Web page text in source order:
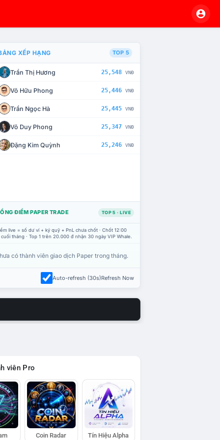
CHẾ TÀI XỬ LÝ VI PHẠM
XẾP HẠNG TOP 5
Trần Thị Hương 25,548 VNĐ
Võ Hữu Phong 25,446 VNĐ
Trần Ngọc Hà 25,445 VNĐ
Võ Duy Phong 25,347 VNĐ
Đặng Kim Quỳnh 25,246 VNĐ
ĐIỂM PAPER TRADE TOP 5 · LIVE
live = số dư ví + ký quỹ + PnL chưa chốt · Chốt 12:00
tháng · Top 1 trên 20.000 đ nhận 30 ngày VIP Whale.
có thành viên giao dịch Paper trong tháng.
Auto-refresh (30s)Refresh Now
viên Pro
Coin Radar Tín Hiệu Alpha